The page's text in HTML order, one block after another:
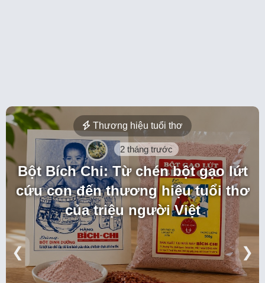
Thương hiệu tuổi thơ
2 tháng trước
Bột Bích Chi: Từ chén bột gạo lứt
cứu con đến thương hiệu tuổi thơ
của triệu người Việt
❮ ❯